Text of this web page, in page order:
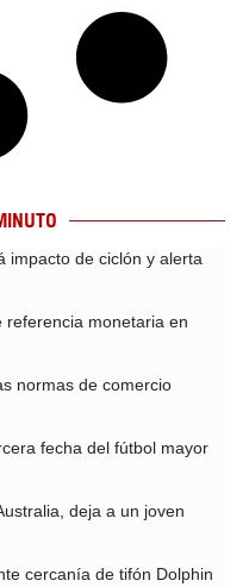
impacto de ciclón y alerta
referencia monetaria en
normas de comercio
fecha del fútbol mayor
deja a un joven
cercanía de tifón Dolphin